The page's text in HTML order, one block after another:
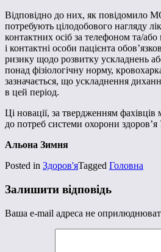
Відповідно до них, як повідомило
потребують цілодобового нагляду
контактних осіб за телефоном та/
і контактні особи пацієнта
ризику щодо розвитку ускладнень
понад фізіологічну норму,
зазначається, що ускладнення
в цей період.
Ці новації, за твердженням
до потреб системи охорони здоров’я
Альона Зимня
Posted in Здоров'яTagged Головна
Залишити відповідь
Ваша e-mail адреса не